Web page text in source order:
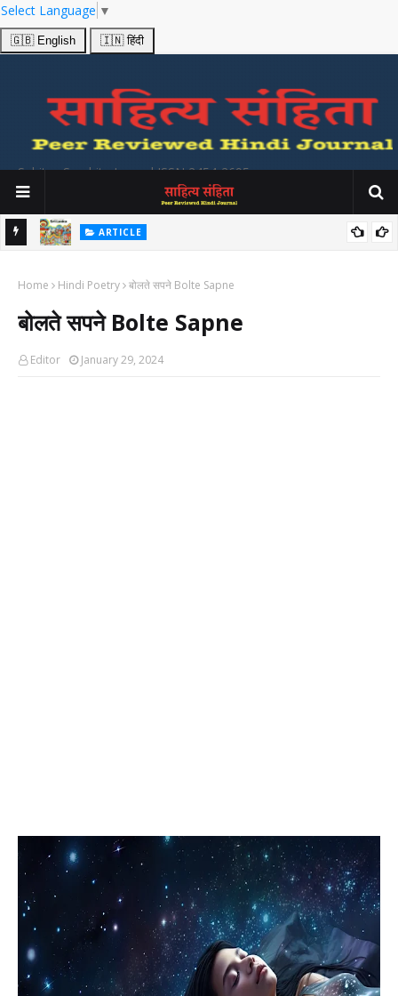
Select Language ▼
🇬🇧 English 🇮🇳 हिंदी
Sahitya Samhita Journal ISSN 2454-2695
ARTICLE
अध्ययन Folk Songs from India and Srilanka
Home Hindi Poetry बोलते सपने Bolte Sapne
बोलते सपने Bolte Sapne
Editor January 29, 2024